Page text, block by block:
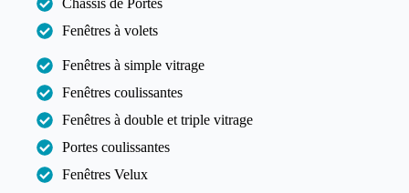
Châssis de Portes
Fenêtres à volets
Fenêtres à simple vitrage
Fenêtres coulissantes
Fenêtres à double et triple vitrage
Portes coulissantes
Fenêtres Velux